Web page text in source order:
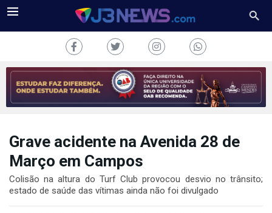
J3NEWS
COLUNAS
Grave acidente na Avenida 28 de
Março em Campos
Colisão na altura do Turf Club provocou desvio no trânsito;
estado de saúde das vítimas ainda não foi divulgado